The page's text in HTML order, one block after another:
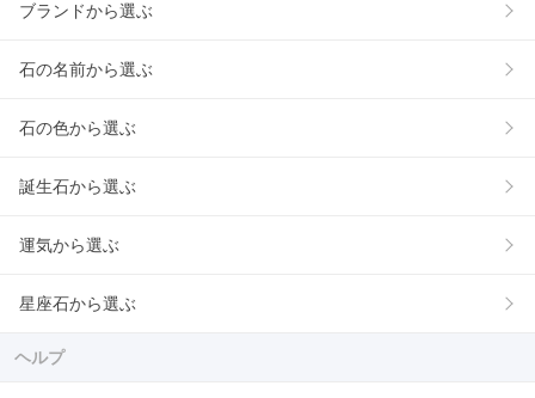
ブランドから選ぶ
石の名前から選ぶ
石の色から選ぶ
誕生石から選ぶ
運気から選ぶ
星座石から選ぶ
ヘルプ